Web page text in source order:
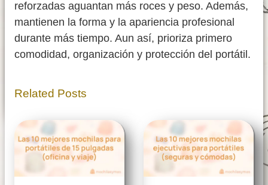
reforzadas aguantan más roces y peso. Además,
mantienen la forma y la apariencia profesional
durante más tiempo. Aun así, prioriza primero
comodidad, organización y protección del portátil.
Related Posts